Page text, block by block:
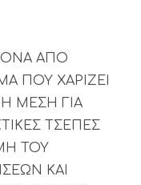
ΑΠΟ
ΠΟΥ ΧΑΡΙΖΕΙ
ΜΕΣΗ ΓΙΑ
ΤΣΕΠΕΣ
ΤΟΥ
ΚΑΙ